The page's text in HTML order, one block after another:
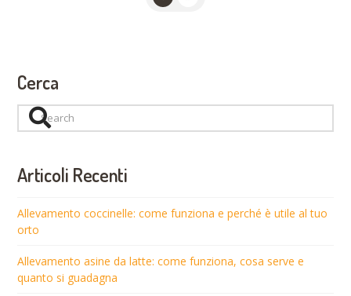
Cerca
Search
Articoli Recenti
Allevamento coccinelle: come funziona e perché è utile al tuo
orto
Allevamento asine da latte: come funziona, cosa serve e
quanto si guadagna